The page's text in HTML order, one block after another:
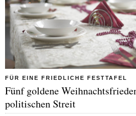
FÜR EINE FRIEDLICHE FESTTAFEL
Fünf goldene
politischen Streit